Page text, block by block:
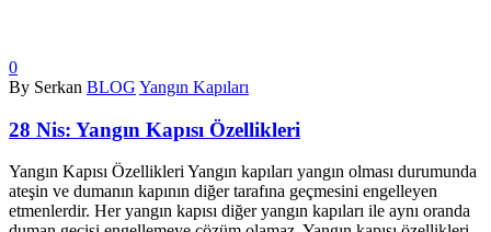
0
By Serkan BLOG Yangın Kapıları
28 Nis: Yangın Kapısı Özellikleri
Yangın Kapısı Özellikleri Yangın kapıları yangın olması durumunda
ateşin ve dumanın kapının diğer tarafına geçmesini engelleyen
etmenlerdir. Her yangın kapısı diğer yangın kapıları ile aynı oranda